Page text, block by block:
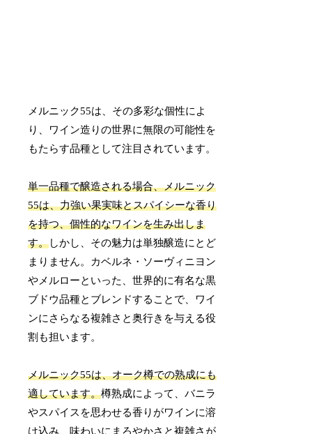
メルニック55は、その多彩な個性によ
り、ワイン造りの世界に無限の可能性を
もたらす品種として注目されています。
単一品種で醸造される場合、メルニック
55は、力強い果実味とスパイシーな香り
を持つ、個性的なワインを生み出しま
す。しかし、その魅力は単独醸造にとど
まりません。カベルネ・ソーヴィニヨン
やメルローといった、世界的に有名な黒
ブドウ品種とブレンドすることで、ワイ
ンにさらなる複雑さと奥行きを与える役
割も担います。
メルニック55は、オーク樽での熟成にも
適しています。樽熟成によって、バニラ
やスパイスを思わせる香りがワインに溶
け込み、味わいにまろやかさと複雑さが